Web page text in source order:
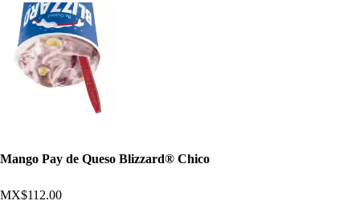
Mango Pay de Queso Blizzard® Chico
MX$112.00